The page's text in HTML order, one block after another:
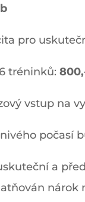
pro
tréninků:
vstup na
počasí
a
nárok